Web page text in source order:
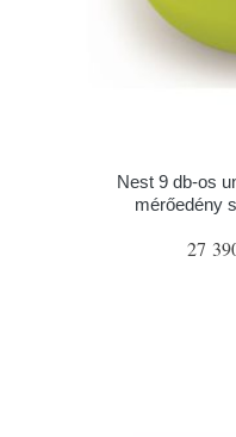
Nest 9 db-os
mérőedény
27